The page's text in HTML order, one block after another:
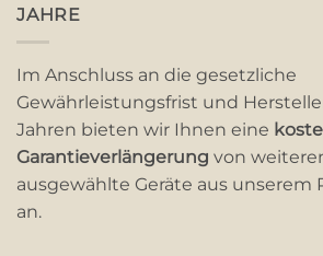
JAHRE
Im Anschluss an die gesetzliche
Gewährleistungsfrist und
Jahren bieten wir Ihnen eine
Garantieverlängerung von
ausgewählte Geräte aus
an.